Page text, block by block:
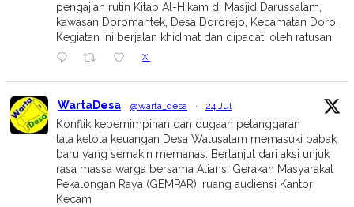
pengajian rutin Kitab Al-Hikam di Masjid Darussalam,
kawasan Doromantek, Desa Dororejo, Kecamatan Doro.
Kegiatan ini berjalan khidmat dan dipadati oleh ratusan
X
WartaDesa @warta_desa · 24 Jul
Konflik kepemimpinan dan dugaan pelanggaran
tata kelola keuangan Desa Watusalam memasuki babak
baru yang semakin memanas. Berlanjut dari aksi unjuk
rasa massa warga bersama Aliansi Gerakan Masyarakat
Pekalongan Raya (GEMPAR), ruang audiensi Kantor
Kecam